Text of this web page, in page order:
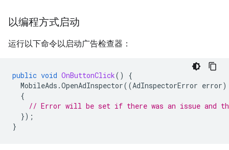
以编程方式启动
运行以下命令以启动广告检查器：
public void OnButtonClick()
{
MobileAds .OpenAdInspector((AdInspectorError error)
{
// Error will be set if there was an issue and
});
}